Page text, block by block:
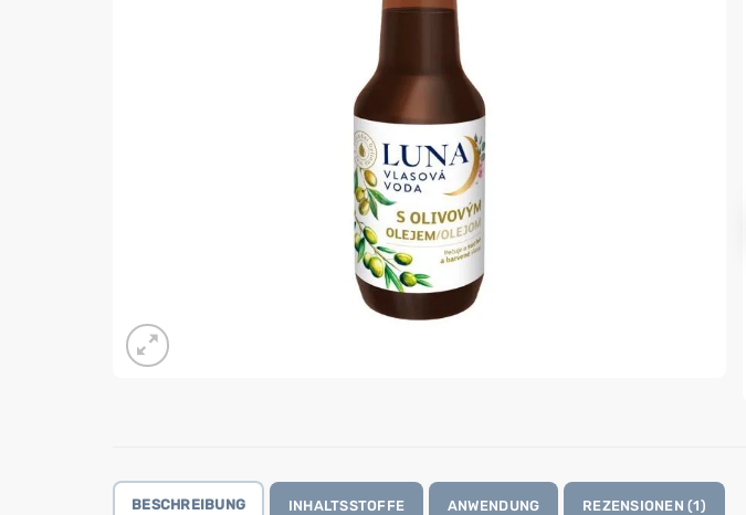
BESCHREIBUNG INHALTSSTOFFE ANWENDUNG REZENSIONEN (1)